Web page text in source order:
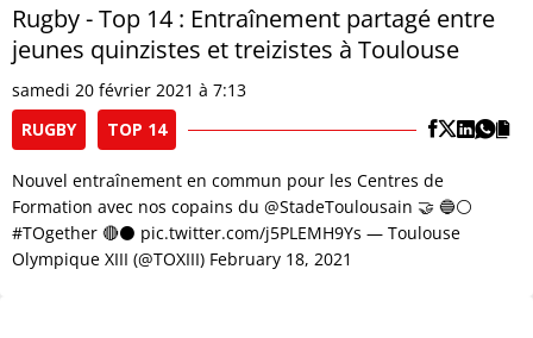
Rugby - Top 14 : Entraînement partagé entre
jeunes quinzistes et treizistes à Toulouse
samedi 20 février 2021 à 7:13
RUGBY
TOP 14
Nouvel entraînement en commun pour les Centres de
Formation avec nos copains du @StadeToulousain 🤝 🔵⚪️
#TOgether 🔴⚫️ pic.twitter.com/j5PLEMH9Ys — Toulouse
Olympique XIII (@TOXIII) February 18, 2021